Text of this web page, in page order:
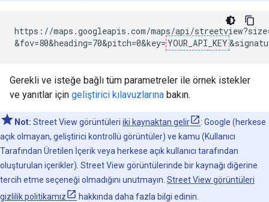
https://maps.googleapis.com/maps/api/
&fov=80&heading=70&pitch=0&key= YOUR_API_KEY
Gerekli ve isteğe bağlı tüm parametreler ile örnek istekler
ve yanıtlar için geliştirici kılavuzlarına bakın.
Not: Street View görüntüleri iki kaynaktan gelir
: Google (herkese
açık olmayan, geliştirici kontrollü görüntüler) ve kamu (Kullanıcı
Tarafından Üretilen İçerik veya herkese açık kullanıcı tarafından
oluşturulan içerikler). Street View görüntülerinde bir kaynağı diğerine
tercih etme seçeneği olmadığını unutmayın. Street View görüntüleri
gizlilik politikamız
hakkında daha fazla bilgi edinin.